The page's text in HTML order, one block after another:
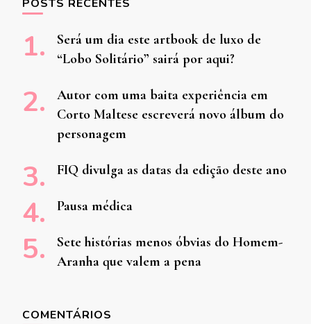
POSTS RECENTES
Será um dia este artbook de luxo de
“Lobo Solitário” sairá por aqui?
Autor com uma baita experiência em
Corto Maltese escreverá novo álbum do
personagem
FIQ divulga as datas da edição deste ano
Pausa médica
Sete histórias menos óbvias do Homem-
Aranha que valem a pena
COMENTÁRIOS